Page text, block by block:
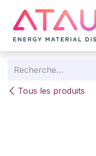
Tous les produits